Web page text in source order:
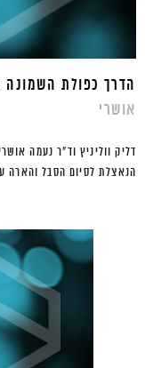
הדרך כפולת
אושרי
דליק ווליניץ וד"ר נעמה
הנאצלת לסיום הסבל והארה